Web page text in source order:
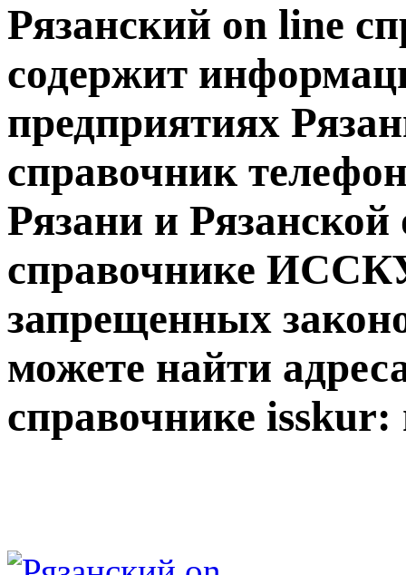
Рязанский on line
содержит
предприятиях
справочник
Рязани и
справочнике
запрещенных
можете найти
справочнике isskur: